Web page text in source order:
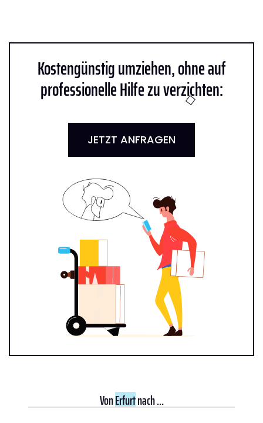
Kostengünstig umziehen, ohne auf
professionelle Hilfe zu verzichten:
JETZT ANFRAGEN
VonErfurtnach ...